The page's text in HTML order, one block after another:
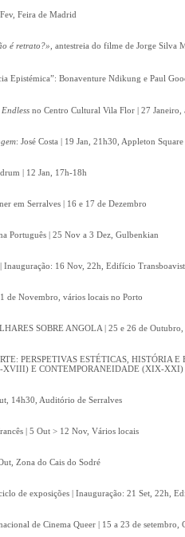
Feira de Madrid
é retrato?» , antestreia do filme de Jorge Silva
Epistémica”: Bonaventure Ndikung e Paul
Endless no Centro Cultural Vila Flor | 27 Janeiro,
: José Costa | 19 Jan, 21h30, Appleton Square
| 12 Jan, 17h-18h
em Serralves | 16 e 17 de Dezembro
Português | 25 Nov a 3 Dez, Gulbenkian
Inauguração: 16 Nov, 22h, Edifício
de Novembro, vários locais no Porto
SOBRE ANGOLA | 25 e 26 de
PERSPETIVAS ESTÉTICAS, HISTÓRIA
E CONTEMPORANEIDADE (XIX-XXI)
14h30, Auditório de Serralves
| 5 Out > 12 Nov, Vários locais
Zona do Cais do Sodré
de exposições | Inauguração: 21 Set, 22h,
de Cinema Queer | 15 a 23 de setembro,